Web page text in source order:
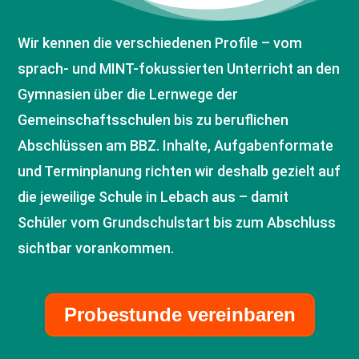
Wir kennen die verschiedenen Profile – vom
sprach- und MINT-fokussierten Unterricht an den
Gymnasien über die Lernwege der
Gemeinschaftsschulen bis zu beruflichen
Abschlüssen am BBZ. Inhalte, Aufgabenformate
und Terminplanung richten wir deshalb gezielt auf
die jeweilige Schule in Lebach aus – damit
Schüler vom Grundschulstart bis zum Abschluss
sichtbar vorankommen.
Probestunde vereinbaren